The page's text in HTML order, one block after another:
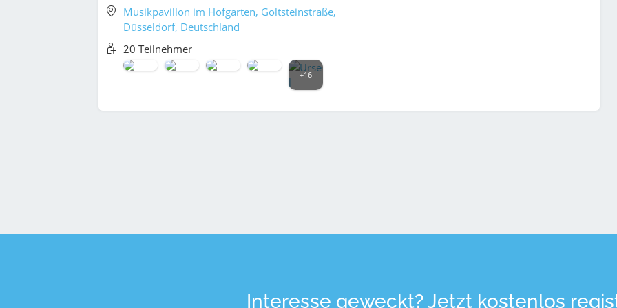
Musikpavillon im Hofgarten, Goltsteinstraße,
Düsseldorf, Deutschland
20 Teilnehmer
+16
Interesse geweckt? Jetzt kostenlos